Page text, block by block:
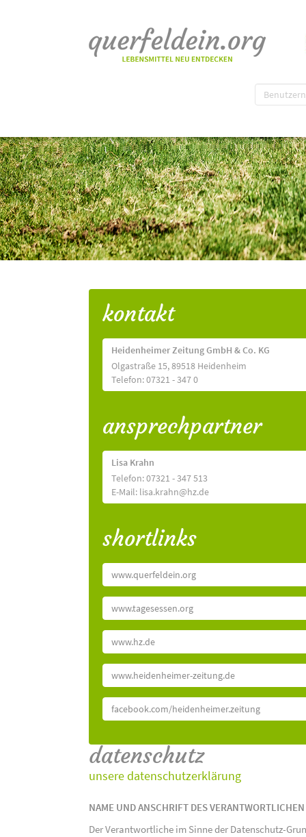
kontakt
Heidenheimer Zeitung GmbH & Co. KG
Olgastraße 15, 89518 Heidenheim
Telefon: 07321 - 347 0
ansprechpartner
Lisa Krahn
Telefon: 07321 - 347 513
E-Mail: lisa.krahn@hz.de
shortlinks
www.querfeldein.org
www.tagesessen.org
www.hz.de
www.heidenheimer-zeitung.de
facebook.com/heidenheimer.zeitung
datenschutz
unsere datenschutzerklärung
NAME UND ANSCHRIFT DES VERANTWORTLICHEN
Der Verantwortliche im Sinne der Datenschutz-